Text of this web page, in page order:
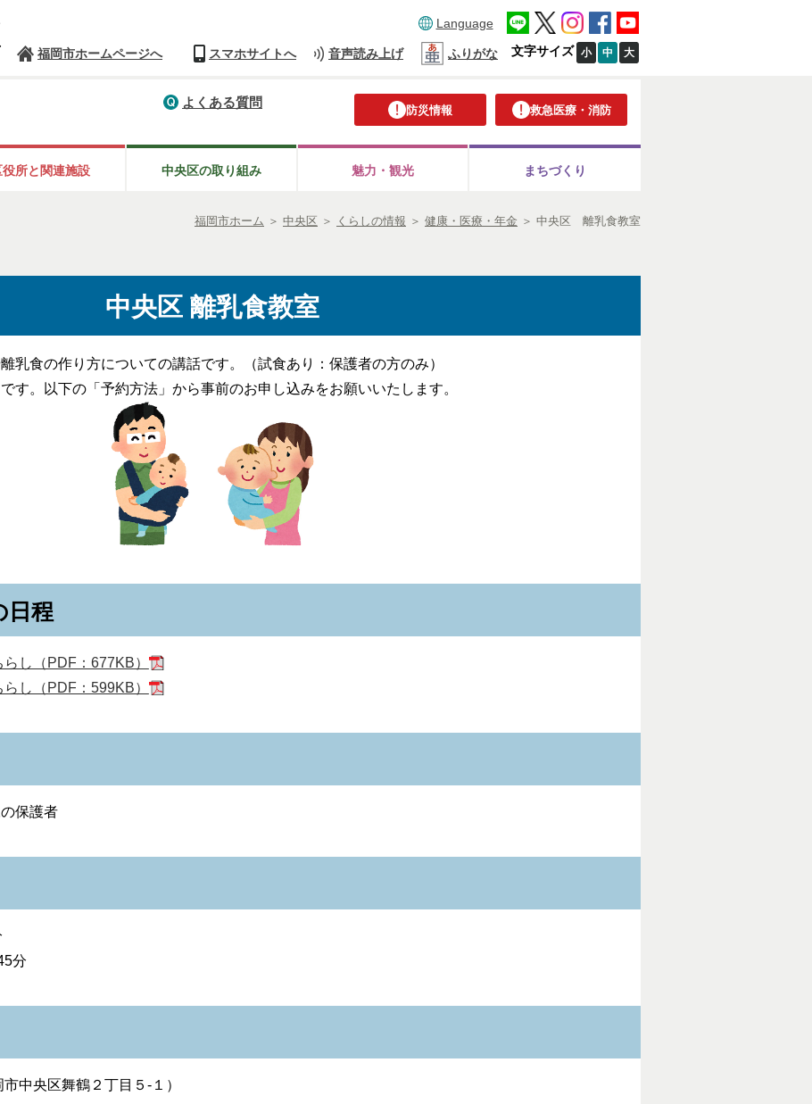
Language
福岡市ホームページへ スマホサイトへ 音声読み上げ ふりがな 文字サイズ 小 中 大
防災情報 救急医療・消防
よくある質問
役所と 関連施設 中央区の取り組み 魅力・観光 まちづくり
福岡市ホーム ＞ 中央区 ＞ くらしの情報 ＞ 健康・医療・年金 ＞ 中央区 離乳食教室
中央区 離乳食教室
乳食の作り方についての講話です。（試食あり：保護者の方のみ）
です。以下の「予約方法」から事前のお申し込みをお願いいたします。
日程
し（PDF：677KB）
し（PDF：599KB）
保護者
分
中央区舞鶴２丁目５-１）